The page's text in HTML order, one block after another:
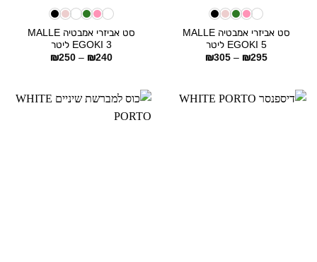
סט אביזרי אמבטיה MALLE
EGOKI 5 ליטר
₪295
–
₪305
⁦₪305⁩
סט אביזרי אמבטיה MALLE
EGOKI 3 ליטר
₪240
–
₪250
⁦₪250⁩